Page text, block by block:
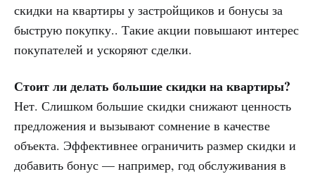
скидки на квартиры у застройщиков и бонусы за
быструю покупку.. Такие акции повышают интерес
покупателей и ускоряют сделки.
Стоит ли делать большие скидки на квартиры?
Нет. Слишком большие скидки снижают ценность
предложения и вызывают сомнение в качестве
объекта. Эффективнее ограничить размер скидки и
добавить бонус — например, год обслуживания в